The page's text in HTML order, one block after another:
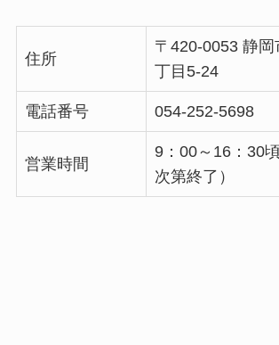
住所
〒420-0053 静
丁目5-24
電話番号 054-252-5698
営業時間
9：00～16：30
次第終了）